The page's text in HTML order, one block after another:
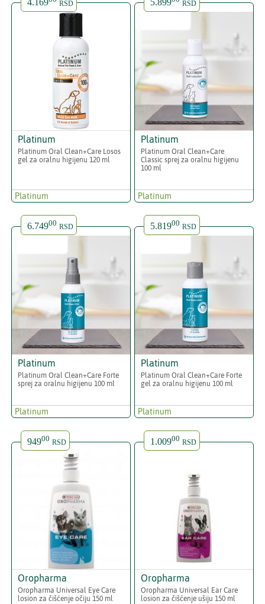
4.169 RSD
Platinum
Platinum Oral Clean+Care Losos
gel za oralnu higijenu 120 ml
Platinum
5.899 RSD
Platinum
Platinum Oral Clean+Care
Classic sprej za oralnu higijenu
100 ml
Platinum
6.74900 RSD
Platinum
Platinum Oral Clean+Care Forte
sprej za oralnu higijenu 100 ml
Platinum
5.81900 RSD
Platinum
Platinum Oral Clean+Care Forte
gel za oralnu higijenu 100 ml
Platinum
94900 RSD
Oropharma
Oropharma Universal Eye Care
losion za čišćenje očiju 150 ml
1.00900 RSD
Oropharma
Oropharma Universal Ear Care
losion za čišćenje ušiju 150 ml